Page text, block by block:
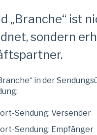
„Branche“ ist
sondern
in der
Sendung: Versender
Sendung: Empfänger